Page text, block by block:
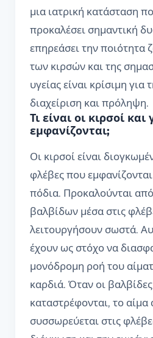
μια ιατρική κατάσταση
προκαλέσει σημαντική
επηρεάσει την ποιότητα
των κιρσών και της
υγείας είναι κρίσιμη για
διαχείριση και πρόληψη.
Τι είναι οι κιρσοί και
εμφανίζονται;
Οι κιρσοί είναι
φλέβες που
πόδια. Προκαλούνται
βαλβίδων μέσα στις
λειτουργήσουν σωστά.
έχουν ως στόχο να
μονόδρομη ροή του
καρδιά. Όταν οι
καταστρέφονται, το αίμα
συσσωρεύεται στις